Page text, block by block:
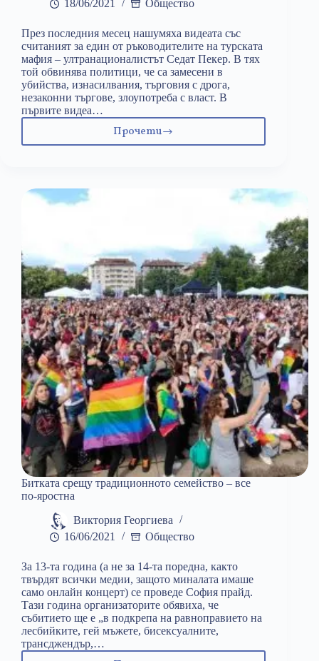
18/06/2021
Общество
През последния месец нашумяха видеата със
считаният за един от ръководителите на турската
мафия – ултранационалистът Седат Пекер. В тях
той обвинява политици, че са замесени в
убийства, изнасилвания, търговия с дрога,
незаконни търгове, злоупотреба с власт. В
първите видеа…
Прочети
Турция,
Битката срещу традиционното семейство – все
по-яростна
Виктория Георгиева
16/06/2021
Общество
За 13-та година (а не за 14-та поредна, както
твърдят всички медии, защото миналата имаше
само онлайн концерт) се проведе София прайд.
Тази година организаторите обявиха, че
събитието ще е „в подкрепа на равноправието на
лесбийките, гей мъжете, бисексуалните,
трансджендър,…